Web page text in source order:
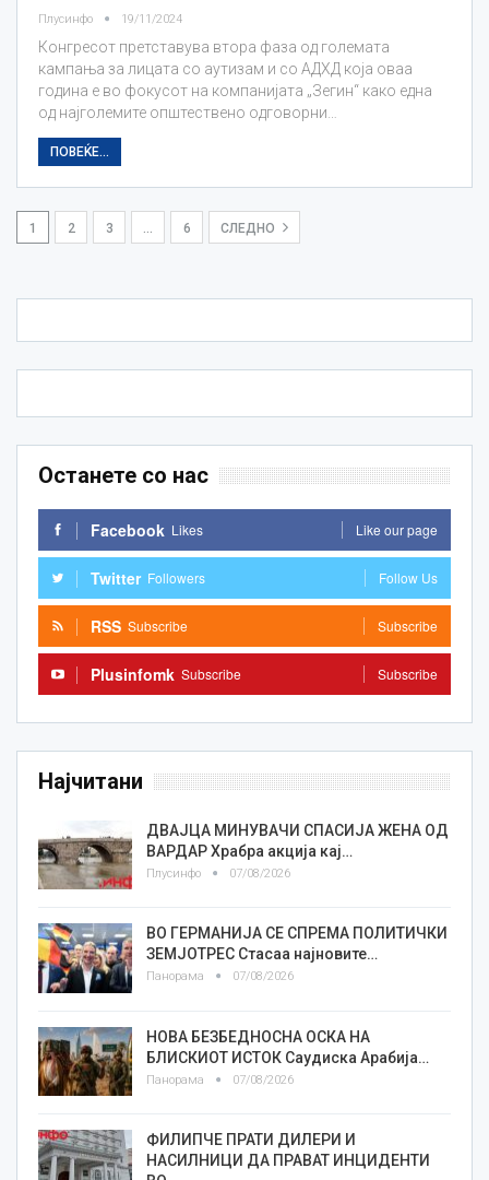
Плусинфо 19/11/2024
Конгресот претставува втора фаза од големата
кампања за лицата со аутизам и со АДХД која оваа
година е во фокусот на компанијата „Зегин“ како една
од најголемите општествено одговорни…
ПОВЕЌЕ...
1 2 3 6 СЛЕДНО
Останете со нас
Facebook Likes Like our page
Twitter Followers Follow Us
RSS Subscribe Subscribe
Plusinfomk Subscribe Subscribe
Најчитани
ДВАЈЦА МИНУВАЧИ СПАСИЈА ЖЕНА ОД
ВАРДАР Храбра акција кај…
Плусинфо 07/08/2026
ВО ГЕРМАНИЈА СЕ СПРЕМА ПОЛИТИЧКИ
ЗЕМЈОТРЕС Стасаа најновите…
Панорама 07/08/2026
НОВА БЕЗБЕДНОСНА ОСКА НА
БЛИСКИОТ ИСТОК Саудиска Арабија…
Панорама 07/08/2026
ФИЛИПЧЕ ПРАТИ ДИЛЕРИ И
НАСИЛНИЦИ ДА ПРАВАТ ИНЦИДЕНТИ